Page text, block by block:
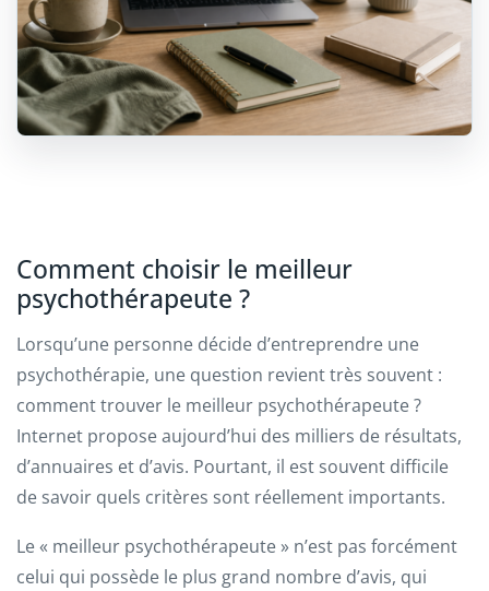
Comment choisir le meilleur
psychothérapeute ?
Lorsqu’une personne décide d’entreprendre une
psychothérapie, une question revient très souvent :
comment trouver le meilleur psychothérapeute ?
Internet propose aujourd’hui des milliers de résultats,
d’annuaires et d’avis. Pourtant, il est souvent difficile
de savoir quels critères sont réellement importants.
Le « meilleur psychothérapeute » n’est pas forcément
celui qui possède le plus grand nombre d’avis, qui